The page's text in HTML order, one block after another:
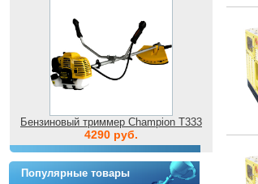
Бензиновый триммер Champion T333
4290 руб.
Популярные товары